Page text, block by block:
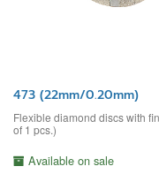
473 (22mm/0.20mm)
Flexible diamond discs with
of 1 pcs.)
Available on sale